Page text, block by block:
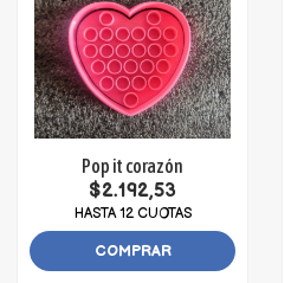
Pop it corazón
$2.192,53
HASTA 12 CUOTAS
COMPRAR